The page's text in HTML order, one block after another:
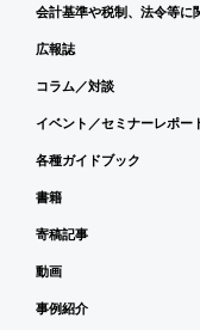
会計基準や税制、法令等に
広報誌
コラム／対談
イベント／セミナーレポー
各種ガイドブック
書籍
寄稿記事
動画
事例紹介